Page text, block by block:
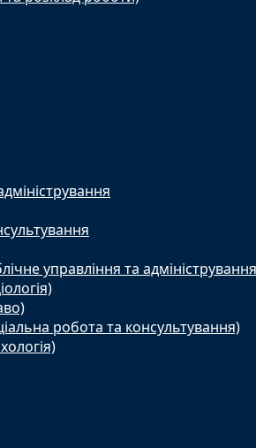
управління та
робота та консультування)